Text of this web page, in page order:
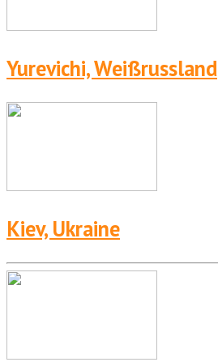
Yurevichi, Weißrussland
Kiev, Ukraine